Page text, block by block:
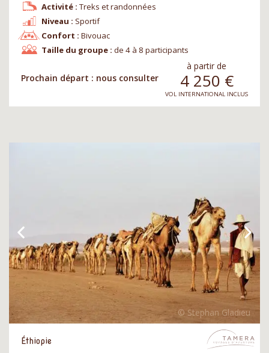
Niveau : Sportif
Confort : Bivouac
Activité : Treks et randonnées
Taille du groupe : de 4 à 8 participants
Prochain départ : nous consulter
à partir de
4 250 €
VOL INTERNATIONAL INCLUS
Éthiopie